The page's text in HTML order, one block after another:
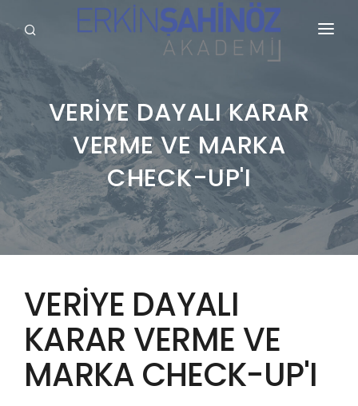
KURUMSAL
HİZMETLERİMİZ
SÖZLÜK
REFERANSLARIMIZ
YAYINLARIMIZ
İLETİŞİM
VERİYE DAYALI KARAR
VERME VE MARKA
CHECK-UP'I
VERİYE DAYALI
KARAR VERME VE
MARKA CHECK-UP'I